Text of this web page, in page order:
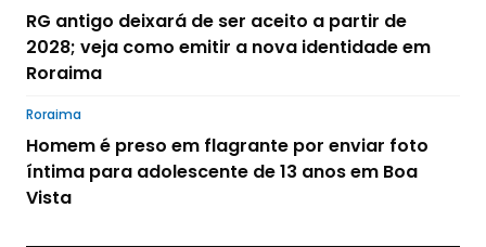
RG antigo deixará de ser aceito a partir de
2028; veja como emitir a nova identidade em
Roraima
Roraima
Homem é preso em flagrante por enviar foto
íntima para adolescente de 13 anos em Boa
Vista